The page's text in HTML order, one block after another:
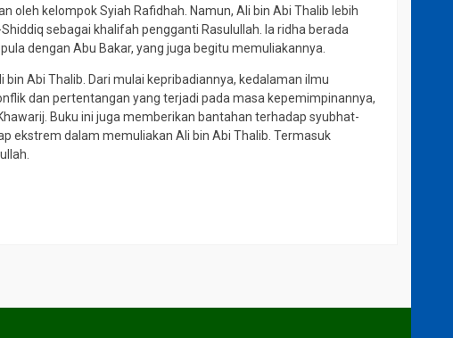
kelompok Syiah Rafidhah. Namun, Ali bin Abi Thalib lebih
sebagai khalifah pengganti Rasulullah. Ia ridha berada
dengan Abu Bakar, yang juga begitu memuliakannya.
Abi Thalib. Dari mulai kepribadiannya, kedalaman ilmu
dan pertentangan yang terjadi pada masa kepemimpinannya,
Buku ini juga memberikan bantahan terhadap syubhat-
ekstrem dalam memuliakan Ali bin Abi Thalib. Termasuk